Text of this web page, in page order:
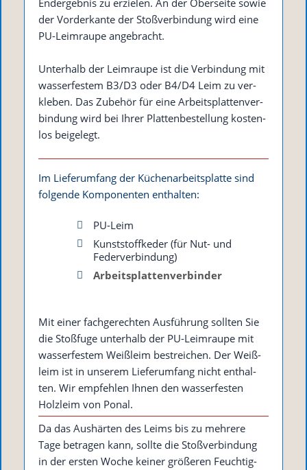
End­ergeb­nis zu erzie­len. An der Ober­sei­te sowie
der Vor­der­kan­te der Stoß­ver­bin­dung wird eine
PU-Leim­rau­pe angebracht.
Unter­halb der Leim­rau­pe ist die Ver­bin­dung mit
was­ser­fes­tem B3/​D3 oder B4/​D4 Leim zu ver­
kle­ben. Das Zube­hör für eine Arbeits­plat­ten­ver­
bin­dung wird bei Ihrer Plat­ten­be­stel­lung kos­ten­
los beigelegt.
Im Lie­fer­um­fang der Küchen­ar­beits­plat­te sind
fol­gen­de Kom­po­nen­ten enthalten:
PU-Leim
Kunst­stoff­ke­der (für Nut- und
Federverbindung)
Arbeits­plat­ten­ver­bin­der
Mit einer fach­ge­rech­ten Aus­füh­rung soll­ten Sie
die Stoß­fu­ge unter­halb der PU-Leim­rau­pe mit
was­ser­fes­tem Weiß­leim bestrei­chen. Der Weiß­
leim ist in unse­rem Lie­fer­um­fang nicht ent­hal­
ten. Wir emp­feh­len Ihnen den was­ser­fes­ten
Holz­leim von Ponal.
Da das Aus­här­ten des Leims bis zu meh­re­re
Tage betra­gen kann, soll­te die Stoß­ver­bin­dung
in der ers­ten Woche kei­ner grö­ße­ren Feuch­tig­